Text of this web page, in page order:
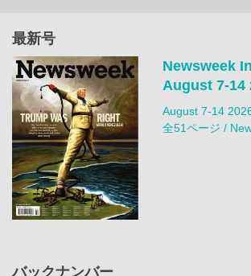
最新号
Newsweek
August 7-14
August 7-14
全51ページ /
バックナンバー